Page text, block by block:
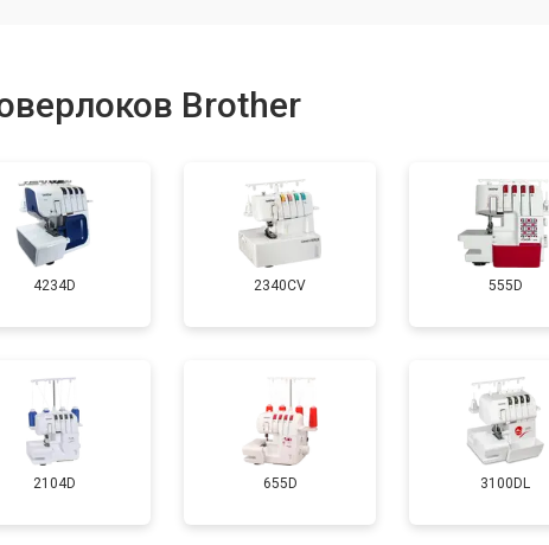
блока от 130 мин
Brother
4234D 2340CV 555D
2104D 655D 3100DL